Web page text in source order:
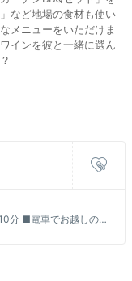
など地場の食材も使い
メニューをいただけま
インを彼と一緒に選ん
分 ■電車でお越しの方